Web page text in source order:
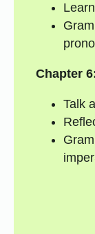
Chapter
Talk